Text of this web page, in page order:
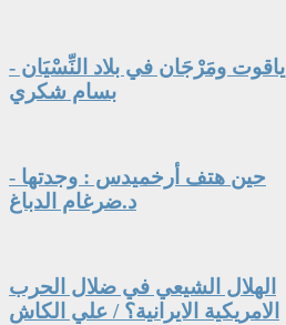
ياقوت ومَرْجَان في بلاد النِّسْيَان -
بسام شكري
حين هتف أرخميدس : وجدتها -
د.ضرغام الدباغ
الهلال الشيعي في ضلال الحرب
الامريكية الايرانية؟ / علي الكاش